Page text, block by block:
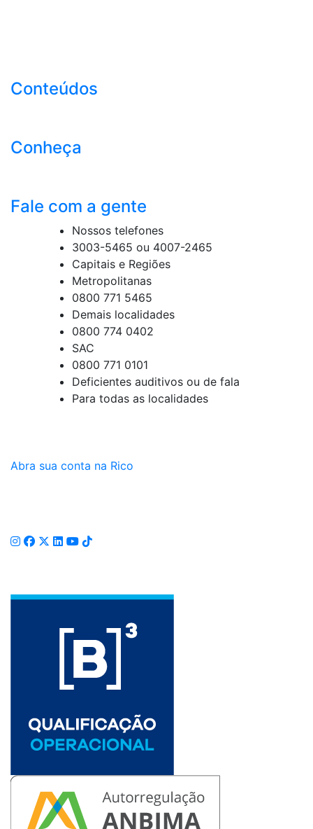
Conteúdos
Conheça
Fale com a gente
Nossos telefones
3003-5465 ou 4007-2465
Capitais e Regiões
Metropolitanas
0800 771 5465
Demais localidades
0800 774 0402
SAC
0800 771 0101
Deficientes auditivos ou de fala
Para todas as localidades
Abra sua conta na Rico